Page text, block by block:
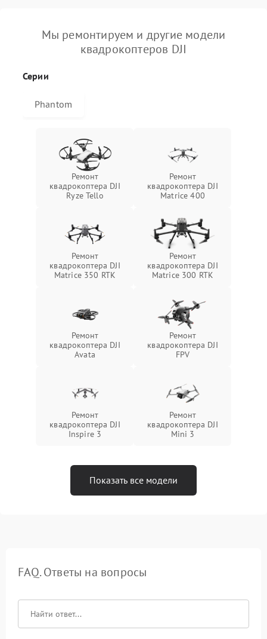
Мы ремонтируем и другие модели
квадрокоптеров DJI
Серии
Phantom
Ремонт
квадрокоптера DJI
Ryze Tello
Ремонт
квадрокоптера DJI
Matrice 400
Ремонт
квадрокоптера DJI
Matrice 350 RTK
Ремонт
квадрокоптера DJI
Matrice 300 RTK
Ремонт
квадрокоптера DJI
Avata
Ремонт
квадрокоптера DJI
FPV
Ремонт
квадрокоптера DJI
Inspire 3
Ремонт
квадрокоптера DJI
Mini 3
Показать все модели
FAQ. Ответы на вопросы